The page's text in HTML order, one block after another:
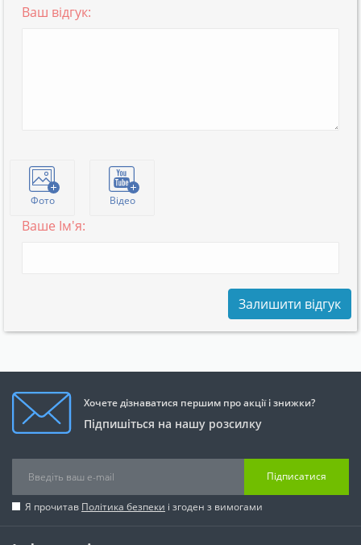
Ваш відгук:
Фото Відео
Ваше Ім'я:
Залишити відгук
Хочете дізнаватися першим про акції і знижки?
Підпишіться на нашу розсилку
Підписатися
Я прочитав Політика безпеки і згоден з вимогами